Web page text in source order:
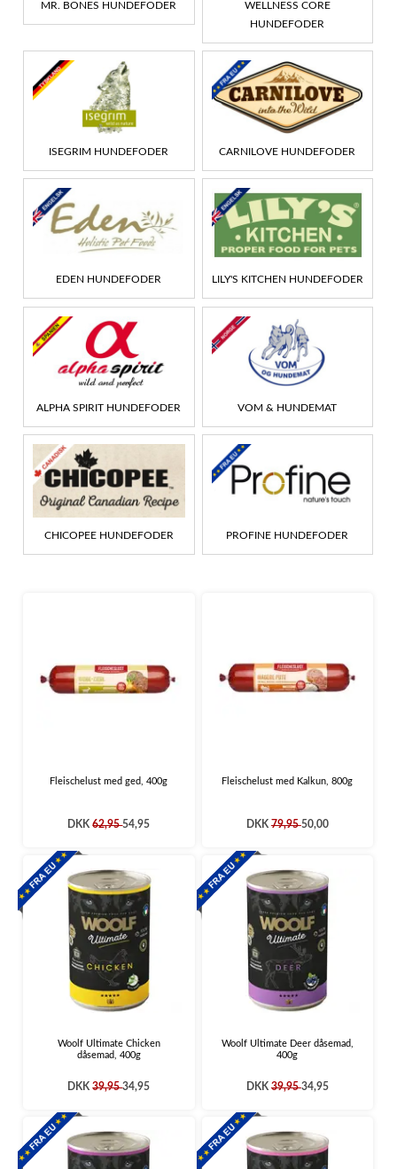
MR. BONES HUNDEFODER
WELLNESS CORE
HUNDEFODER
ISEGRIM HUNDEFODER CARNILOVE HUNDEFODER
EDEN HUNDEFODER LILY'S KITCHEN HUNDEFODER
ALPHA SPIRIT HUNDEFODER VOM & HUNDEMAT
CHICOPEE HUNDEFODER PROFINE HUNDEFODER
Fleischelust med ged, 400g
DKK62,9554,95
Fleischelust med Kalkun, 800g
DKK79,9550,00
Woolf Ultimate Chicken
dåsemad, 400g
DKK39,9534,95
Woolf Ultimate Deer dåsemad,
400g
DKK39,9534,95